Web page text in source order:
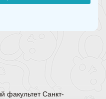
факультет Санкт-